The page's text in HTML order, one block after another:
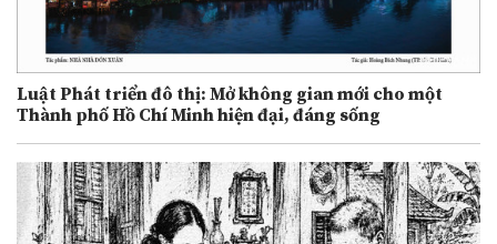
Luật Phát triển đô thị: Mở không gian mới cho một
Thành phố Hồ Chí Minh hiện đại, đáng sống